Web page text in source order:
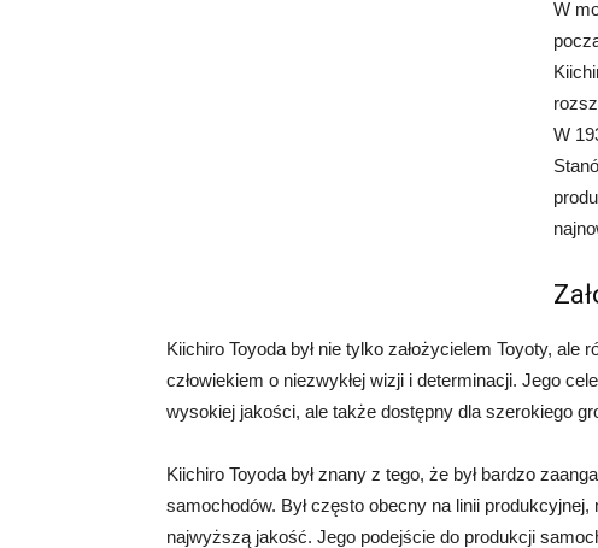
W
W
Kiichiro Toyoda był nie tylko założycielem Toyoty,
człowiekiem o niezwykłej wizji i determinacji. Jego
wysokiej jakości, ale także dostępny dla szerokiego
Kiichiro Toyoda był znany z tego, że był bardzo
samochodów. Był często obecny na linii
najwyższą jakość. Jego podejście do produkcji